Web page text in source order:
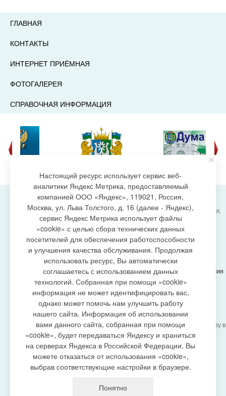
ГЛАВНАЯ
КОНТАКТЫ
ИНТЕРНЕТ ПРИЁМНАЯ
ФОТОГАЛЕРЕЯ
СПРАВОЧНАЯ ИНФОРМАЦИЯ
создание сайта
Администрация городского поселения Излучинск, ул.
Энергетиков, 6, пгт. Излучинск, Нижневартовский
район,
Ханты-Мансийский автономный округ-Югра
(Тюменская область), 628634
Сетевое изданиеhttps://www.gp-izluchinsk.ru
16+
Учредитель -Администрация городского поселения
Излучинск
Главный редактор - Бурич Денис Ярославович
Телефон/факс: (3466) 28-13-77 , e-mail:
admizl@rambler.ru
Сетевое изданиеhttps://www.gp-izluchinsk.ru
зарегистрировано Федеральной службой по надзору в
сфере связи,
информационных технологий и массовых
коммуникаций (Роскомнадзор), регистрационный
номер СМИ
ЭЛ № ФС77-87353 от 27.04.2024
персональных данных
Настоящий ресурс использует сервис веб-
аналитики Яндекс Метрика, предоставляемый
компанией ООО «Яндекс», 119021, Россия,
Москва, ул. Льва Толстого, д. 16 (далее - Яндекс),
сервис Яндекс Метрика использует файлы
«cookie» с целью сбора технических данных
посетителей для обеспечения работоспособности
и улучшения качества обслуживания. Продолжая
использовать ресурс, Вы автоматически
соглашаетесь с использованием данных
технологий. Собранная при помощи «cookie»
информация не может идентифицировать вас,
однако может помочь нам улучшить работу
нашего сайта. Информация об использовании
вами данного сайта, собранная при помощи
«cookie», будет передаваться Яндексу и храниться
на серверах Яндекса в Российской Федерации. Вы
можете отказаться от использования «cookie»,
выбрав соответствующие настройки в браузере.
Понятно